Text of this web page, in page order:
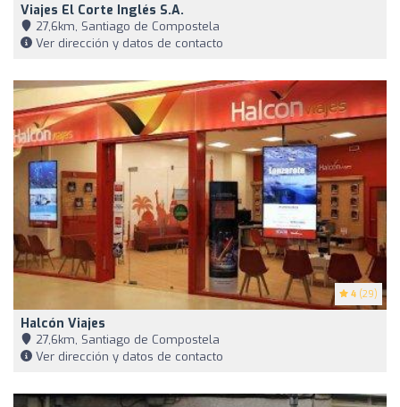
Viajes El Corte Inglés S.A.
27,6km, Santiago de Compostela
Ver dirección y datos de contacto
4 (29)
Halcón Viajes
27,6km, Santiago de Compostela
Ver dirección y datos de contacto